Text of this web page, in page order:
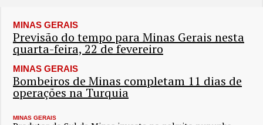
MINAS GERAIS
Previsão do tempo para Minas Gerais nesta
quarta-feira, 22 de fevereiro
MINAS GERAIS
Bombeiros de Minas completam 11 dias de
operações na Turquia
MINAS GERAIS